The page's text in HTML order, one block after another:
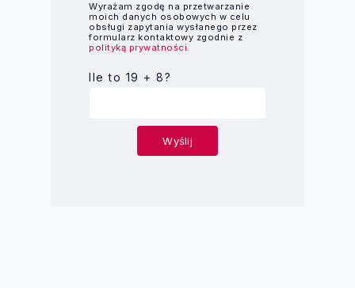
Wyrażam zgodę na przetwarzanie
moich danych osobowych w celu
obsługi zapytania wysłanego przez
formularz kontaktowy zgodnie z
polityką prywatności.
Ile to 19 + 8?